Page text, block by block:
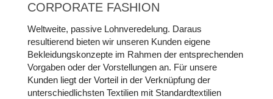
CORPORATE FASHION
Weltweite, passive Lohnveredelung. Daraus
resultierend bieten wir unseren Kunden eigene
Bekleidungskonzepte im Rahmen der entsprechenden
Vorgaben oder der Vorstellungen an. Für unsere
Kunden liegt der Vorteil in der Verknüpfung der
unterschiedlichsten Textilien mit Standardtextilien